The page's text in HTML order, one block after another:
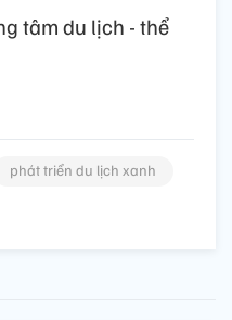
tâm du lịch - thể
phát triển du lịch xanh